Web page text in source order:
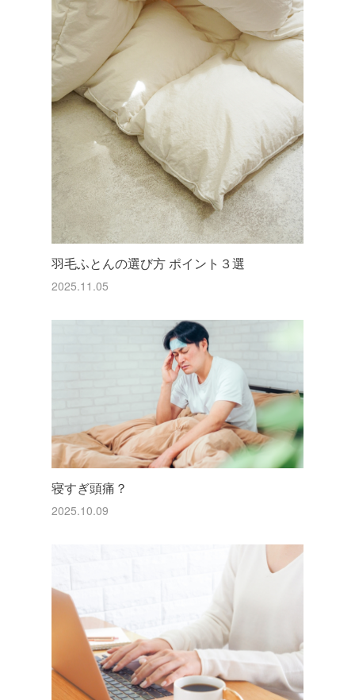
羽毛ふとんの選び方 ポイント３選
2025.11.05
寝すぎ頭痛？
2025.10.09